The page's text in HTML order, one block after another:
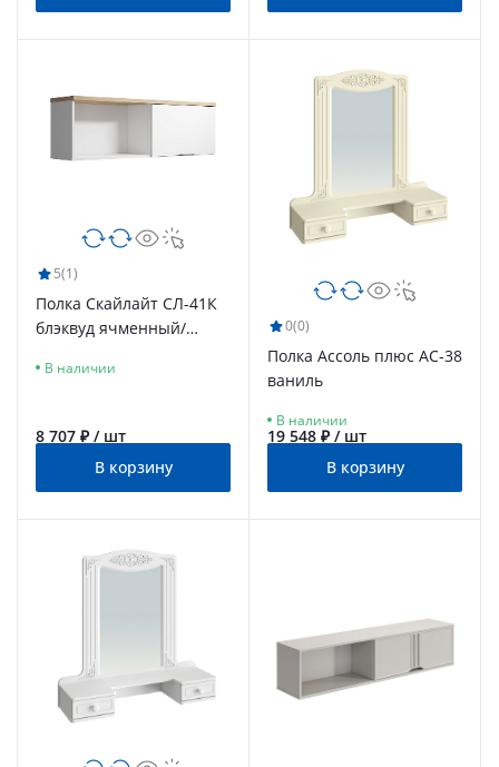
5(1)
Полка Скайлайт СЛ-41К
блэквуд ячменный/
В наличии
8 707 ₽ / шт
В корзину
0(0)
Полка Ассоль плюс АС-38
ваниль
В наличии
19 548 ₽ / шт
В корзину